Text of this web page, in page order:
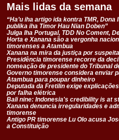
Mais lidas da semana
“Ha’u iha artigo ida kontra TMR, Dona
publika iha Timor Hau Nian Doben”
Julga Iha Portugal, TDD No Coment,
Horta e Xanana são a vergonha
timorenses a Atambua
Xanana na mira da justiça por
Presidência timorense recorre da
nomeação de presidente do Tribunal
Governo timorense considera enviar
Atambua para poupar dinheiro
Deputada da Fretilin exige
por falha elétrica
Bali nine: Indonesia's credibility is at
Xanana denuncia irregularidades e
timorense
Antigo PR timorense Lu Olo acusa
a Constituição